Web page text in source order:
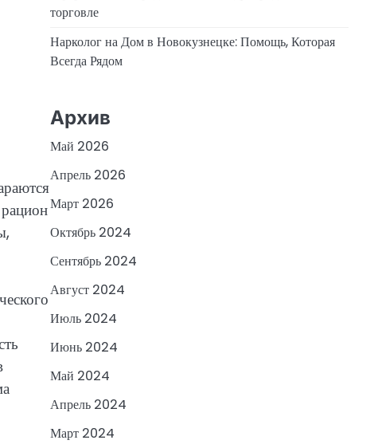
торговле
Нарколог на Дом в Новокузнецке: Помощь, Которая
Всегда Рядом
Архив
Май 2026
Апрель 2026
Март 2026
Октябрь 2024
Сентябрь 2024
Август 2024
Июль 2024
Июнь 2024
Май 2024
Апрель 2024
Март 2024